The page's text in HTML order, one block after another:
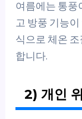
여름에는 통풍
고 방풍 기능
식으로 체온
합니다.
2) 개인